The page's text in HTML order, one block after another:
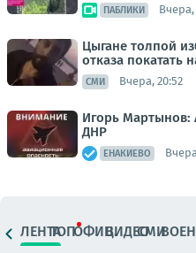
ПАБЛИКИ Вчера,
Цыгане толпой
отказа покатать
СМИ Вчера, 20:52
Игорь Мартынов:
ДНР
ЕНАКИЕВО
ЛЕНТАТОПОФИЦ.ВИДЕОСМИ